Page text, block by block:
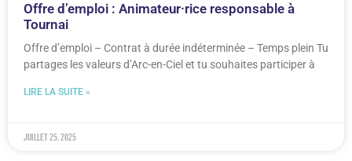
Offre d’emploi : Animateur·rice responsable à
Tournai
Offre d’emploi – Contrat à durée indéterminée – Temps plein Tu
partages les valeurs d’Arc-en-Ciel et tu souhaites participer à
LIRE LA SUITE »
juillet 25, 2025